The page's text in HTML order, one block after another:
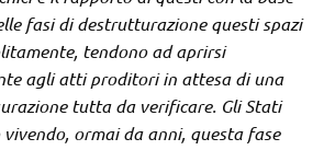
fasi di destrutturazione questi spazi
tendono ad aprirsi
agli atti proditori in attesa di una
tutta da verificare. Gli Stati
ormai da anni, questa fase